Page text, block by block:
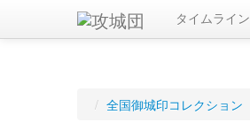
タイムライン
/ 全国御城印コレクション